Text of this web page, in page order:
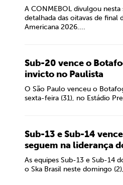
A CONMEBOL divulgou
detalhada das oitavas de final
Americana 2026....
Sub-20 vence o
invicto no Paulista
O São Paulo venceu o
sexta-feira (31), no Estádio
Sub-13 e Sub-14
seguem na liderança
As equipes Sub-13 e Sub-14
o Ska Brasil neste domingo